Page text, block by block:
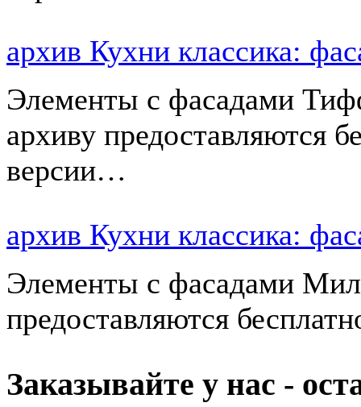
архив Кухни классика:
Элементы с фасадами
архиву предоставляются
версии…
архив Кухни классика:
Элементы с фасадами
предоставляются
Заказывайте у нас -